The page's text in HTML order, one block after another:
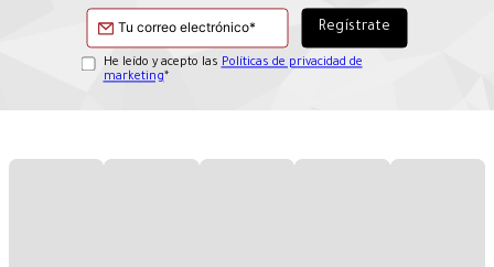
He leído y acepto las Políticas de privacidad de
marketing*